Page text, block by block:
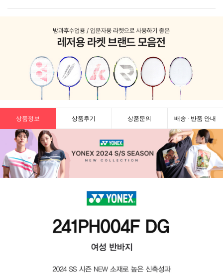
상품정보 상품후기 상품문의 배송 · 반품 안내